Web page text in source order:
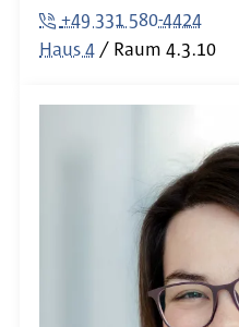
+49 331 580-4424
Haus 4
Raum 4.3.10